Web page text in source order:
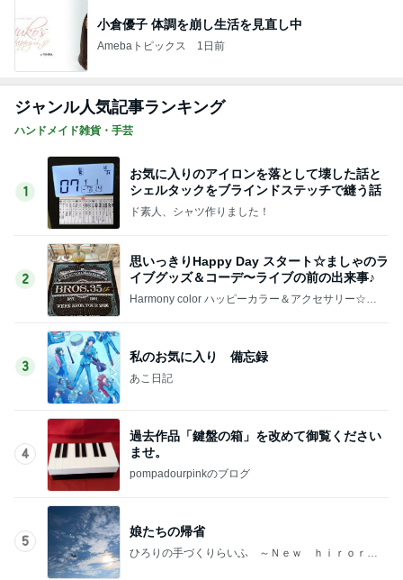
小倉優子 体調を崩し生活を見直し中
Amebaトピックス 1日前
ジャンル人気記事ランキング
ハンドメイド雑貨・手芸
1
お気に入りのアイロンを落として壊した話と
シェルタックをブラインドステッチで縫う話
ド素人、シャツ作りました！
2
思いっきりHappy Day スタート☆ましゃのラ
イブグッズ＆コーデ〜ライブの前の出来事♪
Harmony color ハッピーカラー＆アクセサリー☆毎
3
私のお気に入り 備忘録
あこ日記
4
過去作品「鍵盤の箱」を改めて御覧ください
ませ。
pompadourpinkのブログ
5
娘たちの帰省
ひろりの手づくりらいふ ～Ｎｅｗ ｈｉｒｏｒ